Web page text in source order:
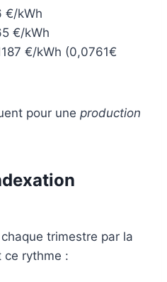
€/kWh
€/kWh
€/kWh (0,0761€
pour une production
trimestre par la
ce rythme :